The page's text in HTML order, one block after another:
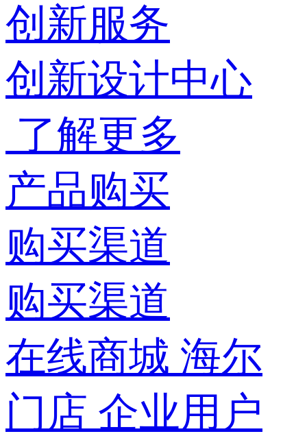
创新服务
创新设计中心
了解更多
产品购买
购买渠道
购买渠道
在线商城 海尔
门店 企业用户